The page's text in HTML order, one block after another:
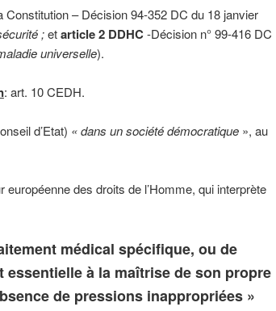
– Décision 94-352 DC du 18 janvier
;etarticle 2 DDHC-Décision n° 99-416 DC
universelle).
: art. 10 CEDH.
d’Etat) « dans un société démocratique », au
des droits de l’Homme, qui interprète
médical spécifique, ou de
à la maîtrise de son propre
de pressions inappropriées »